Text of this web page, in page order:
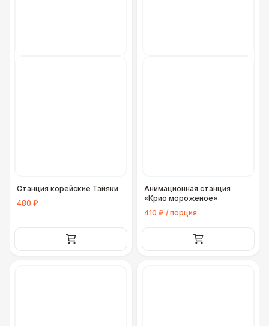
Станция корейские Тайяки
480 ₽
Анимационная станция
«Крио мороженое»
410 ₽ / порция